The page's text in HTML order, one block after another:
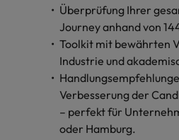
Überprüfung Ihrer
Journey anhand von
Toolkit mit bewährten
Industrie und
Verbesserung der
– perfekt für
oder Hamburg.